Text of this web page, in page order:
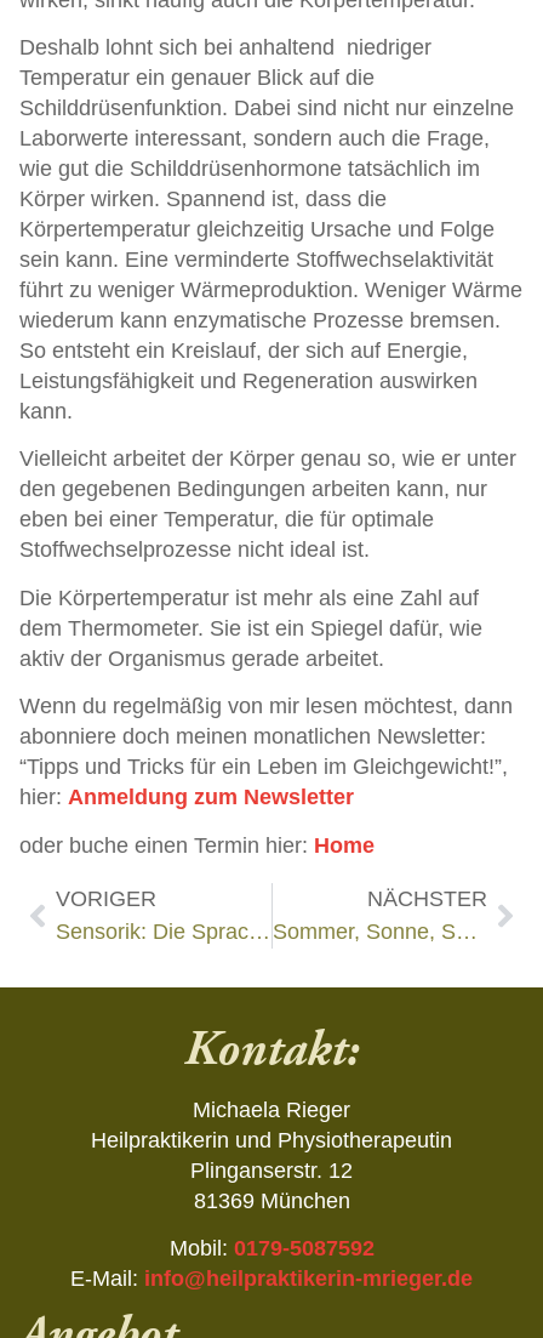
Deshalb lohnt sich bei anhaltend niedriger
Temperatur ein genauer Blick auf die
Schilddrüsenfunktion. Dabei sind nicht nur einzelne
Laborwerte interessant, sondern auch die Frage,
wie gut die Schilddrüsenhormone tatsächlich im
Körper wirken. Spannend ist, dass die
Körpertemperatur gleichzeitig Ursache und Folge
sein kann. Eine verminderte Stoffwechselaktivität
führt zu weniger Wärmeproduktion. Weniger Wärme
wiederum kann enzymatische Prozesse bremsen.
So entsteht ein Kreislauf, der sich auf Energie,
Leistungsfähigkeit und Regeneration auswirken
kann.
Vielleicht arbeitet der Körper genau so, wie er unter
den gegebenen Bedingungen arbeiten kann, nur
eben bei einer Temperatur, die für optimale
Stoffwechselprozesse nicht ideal ist.
Die Körpertemperatur ist mehr als eine Zahl auf
dem Thermometer. Sie ist ein Spiegel dafür, wie
aktiv der Organismus gerade arbeitet.
Wenn du regelmäßig von mir lesen möchtest, dann
abonniere doch meinen monatlichen Newsletter:
“Tipps und Tricks für ein Leben im Gleichgewicht!”,
hier: Anmeldung zum Newsletter
oder buche einen Termin hier: Home
VORIGER
Sensorik: Die Sprache mit der dein Gehirn Bewegung steuert!
NÄCHSTER
Sommer, Sonne, Schwindel? So bleibt der Körper im Gleichgewicht!
Kontakt:
Michaela Rieger
Heilpraktikerin und Physiotherapeutin
Plinganserstr. 12
81369 München
Mobil: 0179-5087592
E-Mail: info@heilpraktikerin-mrieger.de